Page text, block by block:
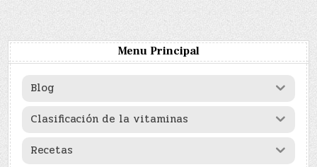
Menu Principal
Blog
Clasificación de la vitaminas
Recetas